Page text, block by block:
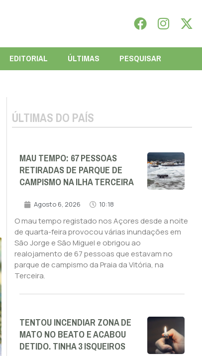
EDITORIAL ÚLTIMAS PESQUISAR
ÚLTIMAS DO PAÍS
MAU TEMPO: 67 PESSOAS
RETIRADAS DE PARQUE DE
CAMPISMO NA ILHA TERCEIRA
Agosto 6, 2026 10:18
O mau tempo registado nos Açores desde a noite
de quarta-feira provocou várias inundações em
São Jorge e São Miguel e obrigou ao
realojamento de 67 pessoas que estavam no
parque de campismo da Praia da Vitória, na
Terceira.
TENTOU INCENDIAR ZONA DE
MATO NO BEATO E ACABOU
DETIDO. TINHA 3 ISQUEIROS